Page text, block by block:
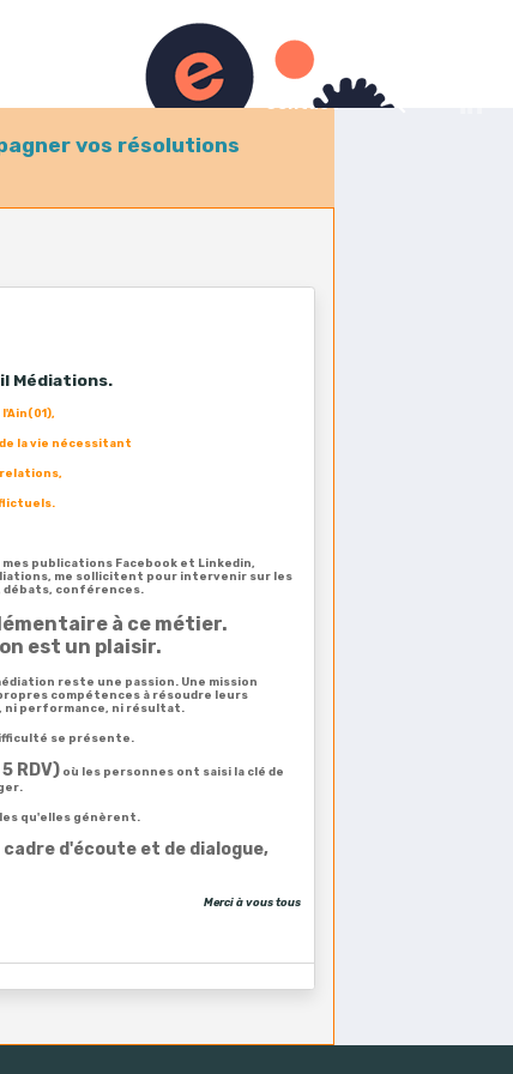
vos résolutions
Contact
Médiations.
la vie nécessitant
publications Facebook et Linkedin,
me sollicitent pour intervenir sur les
débats, conférences.
à ce métier.
est un plaisir.
reste une passion. Une mission
compétences à résoudre leurs
ni performance, ni résultat.
se présente.
RDV) où les personnes ont saisi la clé de
qu'elles génèrent.
d'écoute et de dialogue,
Merci à vous tous